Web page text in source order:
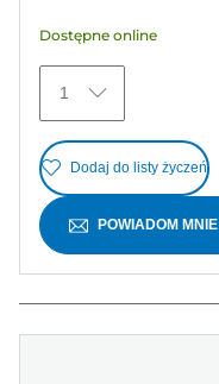
30
Recenzji
Dostępne online
1
Dodaj do listy życzeń
POWIADOM MNIE